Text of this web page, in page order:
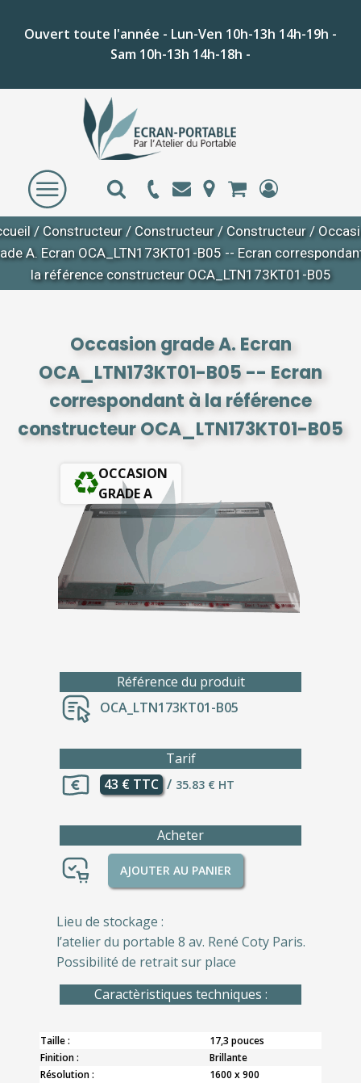
Ouvert toute l'année - Lun-Ven 10h-13h 14h-19h -
Sam 10h-13h 14h-18h -
/ Constructeur/ Constructeur/ Constructeur/
A. Ecran OCA_LTN173KT01-B05 -- Ecran
la référence constructeur OCA_LTN173KT01-B05
Occasion grade A. Ecran
OCA_LTN173KT01-B05 -- Ecran
correspondant à la référence
constructeur OCA_LTN173KT01-B05
OCCASION
GRADE A
Référence du produit
OCA_LTN173KT01-B05
Tarif
43 € TTC / 35.83 € HT
Acheter
AJOUTER AU PANIER
Lieu de stockage :
l’atelier du portable 8 av. René Coty Paris.
Possibilité de retrait sur place
Caractèristiques techniques :
Taille :
17,3 pouces
Finition :
Brillante
Résolution :
1600 x 900